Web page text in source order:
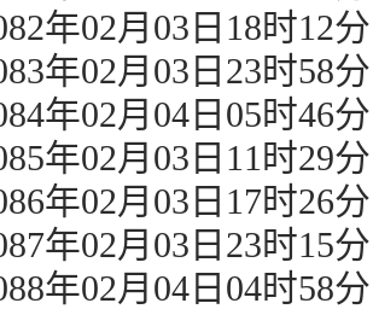
年02月03日18时12分
年02月03日23时58分
年02月04日05时46分
年02月03日11时29分
年02月03日17时26分
年02月03日23时15分
年02月04日04时58分